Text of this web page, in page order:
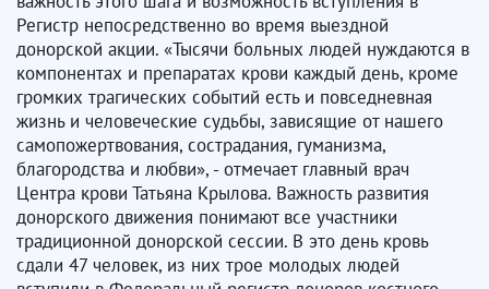
Регистр непосредственно во время выездной
донорской акции. «Тысячи больных людей нуждаются в
компонентах и препаратах крови каждый день, кроме
громких трагических событий есть и повседневная
жизнь и человеческие судьбы, зависящие от нашего
самопожертвования, сострадания, гуманизма,
благородства и любви», - отмечает главный врач
Центра крови Татьяна Крылова. Важность развития
донорского движения понимают все участники
традиционной донорской сессии. В это день кровь
сдали 47 человек, из них трое молодых людей